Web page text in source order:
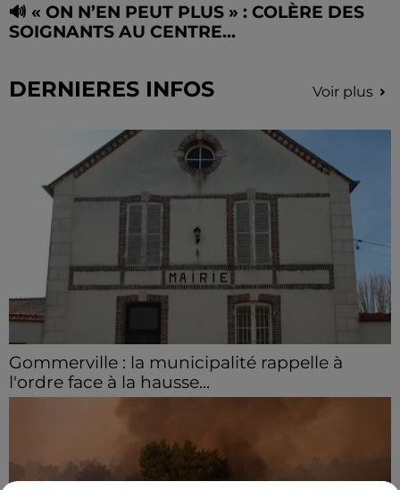
🔊 « ON N’EN PEUT PLUS » : COLÈRE DES
SOIGNANTS AU CENTRE...
DERNIERES INFOS Voir plus
Gommerville : la municipalité rappelle à
l'ordre face à la hausse...
hausse des incivilités, la mairie de Gommerville
hausse...